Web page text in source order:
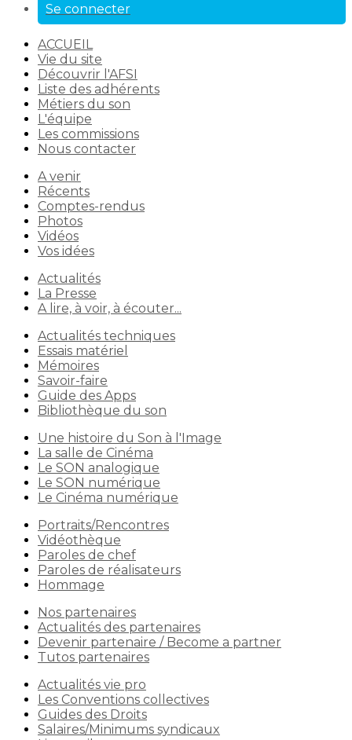
Se connecter
ACCUEIL
Vie du site
Découvrir l'AFSI
Liste des adhérents
Métiers du son
L'équipe
Les commissions
Nous contacter
A venir
Récents
Comptes-rendus
Photos
Vidéos
Vos idées
Actualités
La Presse
A lire, à voir, à écouter...
Actualités techniques
Essais matériel
Mémoires
Savoir-faire
Guide des Apps
Bibliothèque du son
Une histoire du Son à l'Image
La salle de Cinéma
Le SON analogique
Le SON numérique
Le Cinéma numérique
Portraits/Rencontres
Vidéothèque
Paroles de chef
Paroles de réalisateurs
Hommage
Nos partenaires
Actualités des partenaires
Devenir partenaire / Become a partner
Tutos partenaires
Actualités vie pro
Les Conventions collectives
Guides des Droits
Salaires/Minimums syndicaux